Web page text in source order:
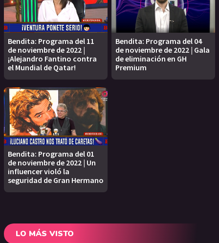
Bendita: Programa del 11
de noviembre de 2022 |
¡Alejandro Fantino contra
el Mundial de Qatar!
Bendita: Programa del 04
de noviembre de 2022 | Gala
de eliminación en GH
Premium
Bendita: Programa del 01
de noviembre de 2022 | Un
influencer violó la
seguridad de Gran Hermano
LO MÁS VISTO